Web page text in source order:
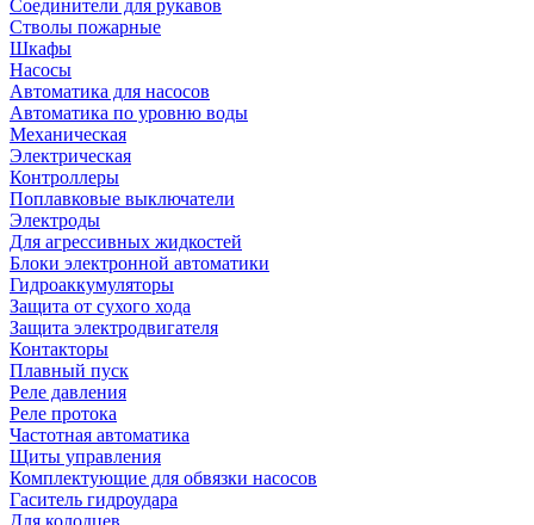
Соединители для рукавов
Стволы пожарные
Шкафы
Насосы
Автоматика для насосов
Автоматика по уровню воды
Механическая
Электрическая
Контроллеры
Поплавковые выключатели
Электроды
Для агрессивных жидкостей
Блоки электронной автоматики
Гидроаккумуляторы
Защита от сухого хода
Защита электродвигателя
Контакторы
Плавный пуск
Реле давления
Реле протока
Частотная автоматика
Щиты управления
Комплектующие для обвязки насосов
Гаситель гидроудара
Для колодцев